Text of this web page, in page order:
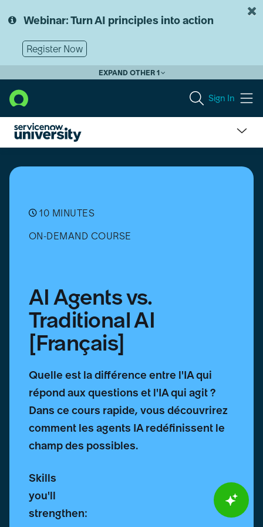
to
content
to
Webinar: Turn AI principles into action
Register Now
EXPAND OTHER 1
Sign In
Agents
[Français]10 MINUTES
ON-DEMAND COURSE
AI Agents vs.
Traditional AI
[Français]
Quelle est la différence entre l'IA qui
répond aux questions et l'IA qui agit ?
Dans ce cours rapide, vous découvrirez
comment les agents IA redéfinissent le
champ des possibles.
Skills
you'll
strengthen: